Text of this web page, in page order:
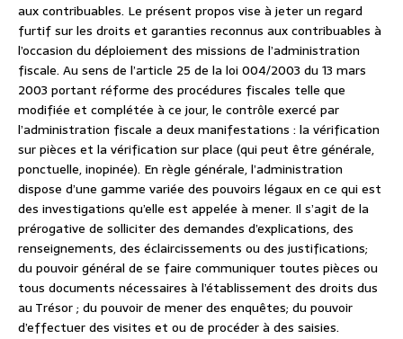
aux contribuables. Le présent propos vise à jeter un regard
furtif sur les droits et garanties reconnus aux contribuables à
l’occasion du déploiement des missions de l’administration
fiscale. Au sens de l’article 25 de la loi 004/2003 du 13 mars
2003 portant réforme des procédures fiscales telle que
modifiée et complétée à ce jour, le contrôle exercé par
l’administration fiscale a deux manifestations : la vérification
sur pièces et la vérification sur place (qui peut être générale,
ponctuelle, inopinée). En règle générale, l’administration
dispose d’une gamme variée des pouvoirs légaux en ce qui est
des investigations qu’elle est appelée à mener. Il s’agit de la
prérogative de solliciter des demandes d’explications, des
renseignements, des éclaircissements ou des justifications;
du pouvoir général de se faire communiquer toutes pièces ou
tous documents nécessaires à l’établissement des droits dus
au Trésor ; du pouvoir de mener des enquêtes; du pouvoir
d’effectuer des visites et ou de procéder à des saisies.